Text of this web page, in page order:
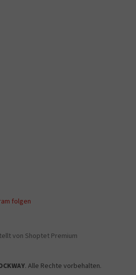
folgen
von Shoptet Premium
. Alle Rechte vorbehalten.